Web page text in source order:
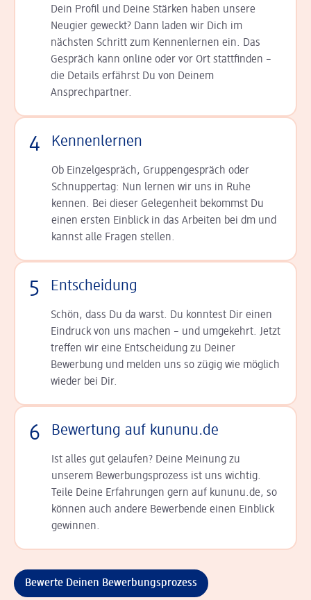
Dein Profil und Deine Stär­ken haben unsere
Neugier geweckt? Dann laden wir Dich im
nächsten Schritt zum Kennen­lernen ein. Das
Gespräch kann online oder vor Ort statt­finden –
die Details er­fährst Du von Deinem
Ansprechpartner.
4 Kennenlernen
Ob Einzelgespräch, Grup­pen­gespräch oder
Schnup­per­tag: Nun lernen wir uns in Ruhe
kennen. Bei dieser Gelegenheit bekommst Du
einen ersten Einblick in das Arbeiten bei dm und
kannst alle Fragen stellen.
5 Entscheidung
Schön, dass Du da warst. Du konntest Dir einen
Ein­druck von uns machen – und umgekehrt. Jetzt
tref­fen wir eine Entscheidung zu Deiner
Bewerbung und melden uns so zügig wie möglich
wieder bei Dir.
6 Bewertung auf kununu.de
Ist alles gut gelaufen? Deine Meinung zu
unserem Bewerbungsprozess ist uns wichtig.
Teile Deine Erfahrungen gern auf kununu.de, so
können auch andere Bewerbende einen Einblick
gewinnen.
Bewerte Deinen Bewerbungsprozess